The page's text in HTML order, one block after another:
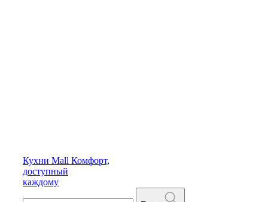
Кухни Mall Комфорт,
доступный
каждому